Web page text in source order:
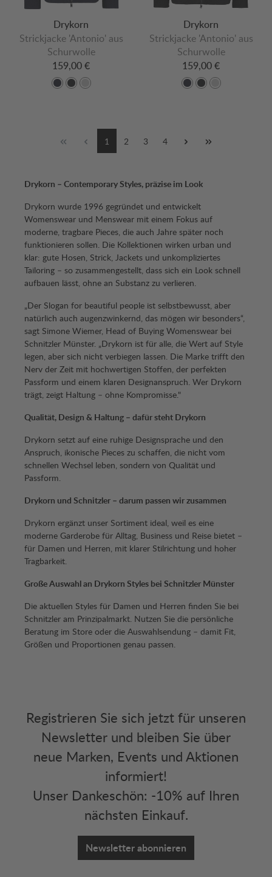
Drykorn
Strickjacke 'Antonio' aus
Schurwolle
159,00 €
Drykorn
Strickjacke 'Antonio' aus
Schurwolle
159,00 €
1 2 3 4
Drykorn – Contemporary Styles, präzise im Look
Drykorn wurde 1996 gegründet und entwickelt
Womenswear und Menswear mit einem Fokus auf
moderne, tragbare Pieces, die auch Jahre später noch
funktionieren sollen. Die Kollektionen wirken urban und
klar: gute Hosen, Strick, Jackets und unkompliziertes
Tailoring – so zusammengestellt, dass sich ein Look schnell
aufbauen lässt, ohne an Substanz zu verlieren.
„Der Slogan for beautiful people ist selbstbewusst, aber
natürlich auch augenzwinkernd, das mögen wir besonders“,
sagt Simone Wiemer, Head of Buying Womenswear bei
Schnitzler Münster. „Drykorn ist für alle, die Wert auf Style
legen, aber sich nicht verbiegen lassen. Die Marke trifft den
Nerv der Zeit mit hochwertigen Stoffen, der perfekten
Passform und einem klaren Designanspruch. Wer Drykorn
trägt, zeigt Haltung – ohne Kompromisse."
Qualität, Design & Haltung – dafür steht Drykorn
Drykorn setzt auf eine ruhige Designsprache und den
Anspruch, ikonische Pieces zu schaffen, die nicht vom
schnellen Wechsel leben, sondern von Qualität und
Passform.
Drykorn und Schnitzler – darum passen wir zusammen
Drykorn ergänzt unser Sortiment ideal, weil es eine
moderne Garderobe für Alltag, Business und Reise bietet –
für Damen und Herren, mit klarer Stilrichtung und hoher
Tragbarkeit.
Große Auswahl an Drykorn Styles bei Schnitzler Münster
Die aktuellen Styles für Damen und Herren finden Sie bei
Schnitzler am Prinzipalmarkt. Nutzen Sie die persönliche
Beratung im Store oder die Auswahlsendung – damit Fit,
Größen und Proportionen genau passen.
Registrieren Sie sich jetzt für unseren
Newsletter und bleiben Sie über
neue Marken, Events und Aktionen
informiert!
Unser Dankeschön: -10% auf Ihren
nächsten Einkauf.
Newsletter abonnieren